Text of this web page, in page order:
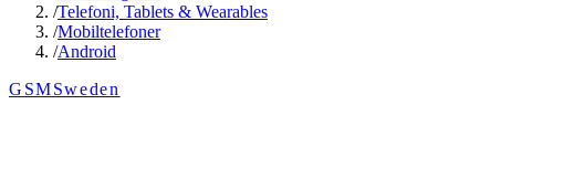
/Telefoni, Tablets & Wearables
/Mobiltelefoner
/Android
GSMSweden